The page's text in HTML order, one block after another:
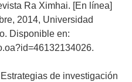
Ra Ximhai. [En línea]
2014, Universidad
Disponible en:
de investigación